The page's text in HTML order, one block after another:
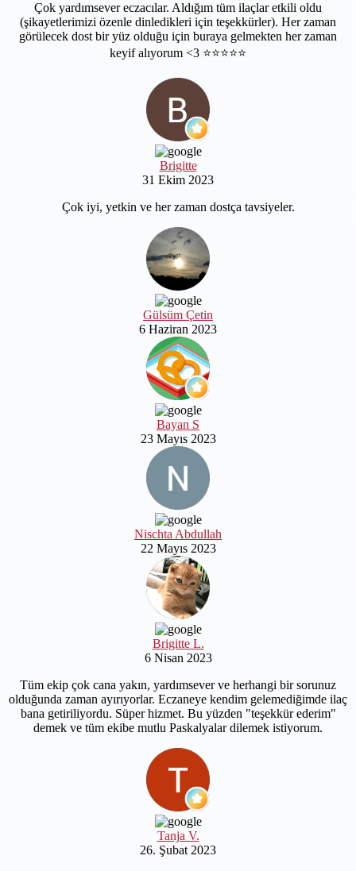
Çok yardımsever eczacılar. Aldığım tüm ilaçlar etkili oldu
(şikayetlerimizi özenle dinledikleri için teşekkürler). Her zaman
görülecek dost bir yüz olduğu için buraya gelmekten her zaman
keyif alıyorum <3 ⭐️⭐️⭐️⭐️⭐️
Brigitte
31 Ekim 2023
Çok iyi, yetkin ve her zaman dostça tavsiyeler.
Gülsüm Çetin
6 Haziran 2023
Bayan S
23 Mayıs 2023
Nischta Abdullah
22 Mayıs 2023
Brigitte L.
6 Nisan 2023
Tüm ekip çok cana yakın, yardımsever ve herhangi bir sorunuz
olduğunda zaman ayırıyorlar. Eczaneye kendim gelemediğimde ilaç
bana getiriliyordu. Süper hizmet. Bu yüzden "teşekkür ederim"
demek ve tüm ekibe mutlu Paskalyalar dilemek istiyorum.
Tanja V.
26. Şubat 2023